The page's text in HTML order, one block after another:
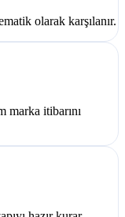
olarak karşılanır.
marka itibarını